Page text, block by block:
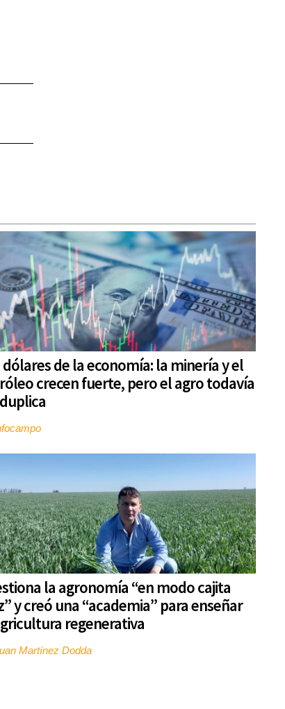
dólares de la economía: la minería y el
crecen fuerte, pero el agro todavía
la agronomía “en modo cajita
y creó una “academia” para enseñar
regenerativa
Martínez Dodda